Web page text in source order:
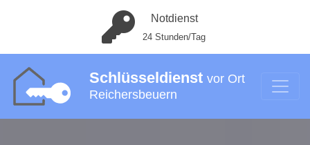
Notdienst
24 Stunden/Tag
Schlüsseldienst vor Ort
Reichersbeuern